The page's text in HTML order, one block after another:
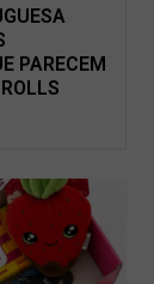
PARECEM